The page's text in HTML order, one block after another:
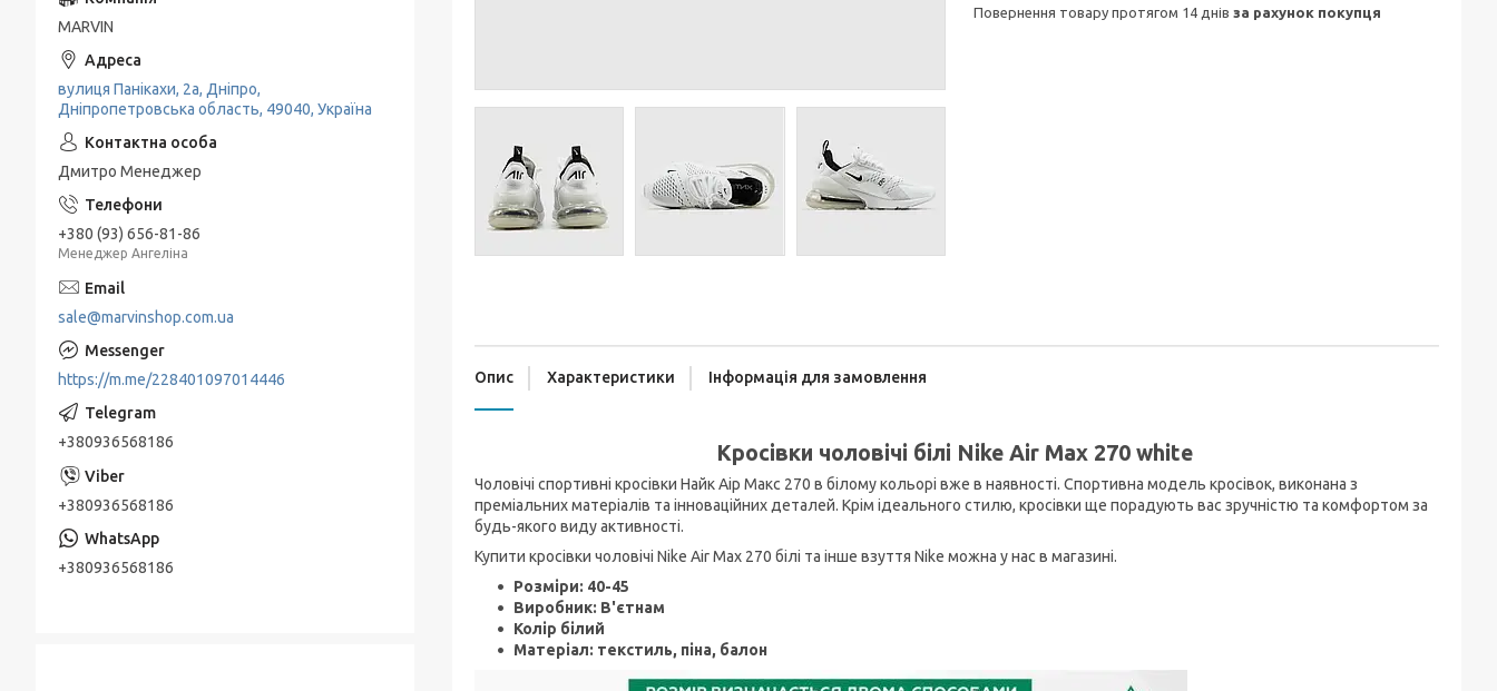
повернення товару протягом 14 днів за рахунок покупця
Опис Характеристики Інформація для замовлення
Кросівки чоловічі білі Nike Air Max 270 white
Чоловічі спортивні кросівки Найк Аір Макс 270 в білому кольорі вже в наявності. Спортивна модель кросівок, виконана з
преміальних матеріалів та інноваційних деталей. Крім ідеального стилю, кросівки ще порадують вас зручністю та комфортом за
будь-якого виду активності.
Купити кросівки чоловічі Nike Air Max 270 білі та інше взуття Nike можна у нас в магазині.
Розміри: 40-45
Виробник: В'єтнам
Колір білий
Матеріал: текстиль, піна, балон
MARVIN
вулиця Панікахи, 2а, Дніпро,
Дніпропетровська область, 49040, Україна
Дмитро Менеджер
+380 (93) 656-81-86
Менеджер Ангеліна
sale@marvinshop.com.ua
https://m.me/228401097014446
+380936568186
+380936568186
+380936568186